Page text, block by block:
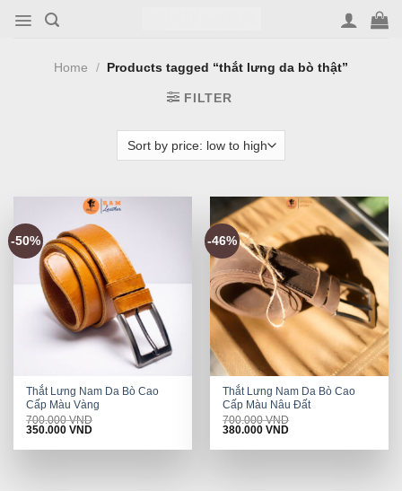
Home
/ Products tagged “thắt lưng da bò thật”
FILTER
-50%
Thắt Lưng Nam Da Bò Cao
Cấp Màu Vàng
700.000VND
Original
was:
350.000VNDCurrent
is:
-46%
Thắt Lưng Nam Da Bò Cao
Cấp Màu Nâu Đất
700.000VND
Original
was:
380.000VNDCurrent
is: